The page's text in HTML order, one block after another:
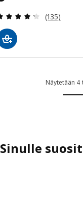
Arvio: 4.3
(135)
Näytetään 4
Sinulle